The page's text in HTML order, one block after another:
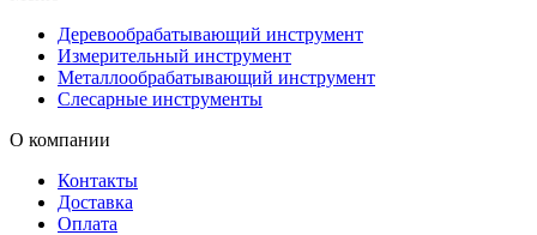
Деревообрабатывающий инструмент
Измерительный инструмент
Металлообрабатывающий инструмент
Слесарные инструменты
О компании
Контакты
Доставка
Оплата